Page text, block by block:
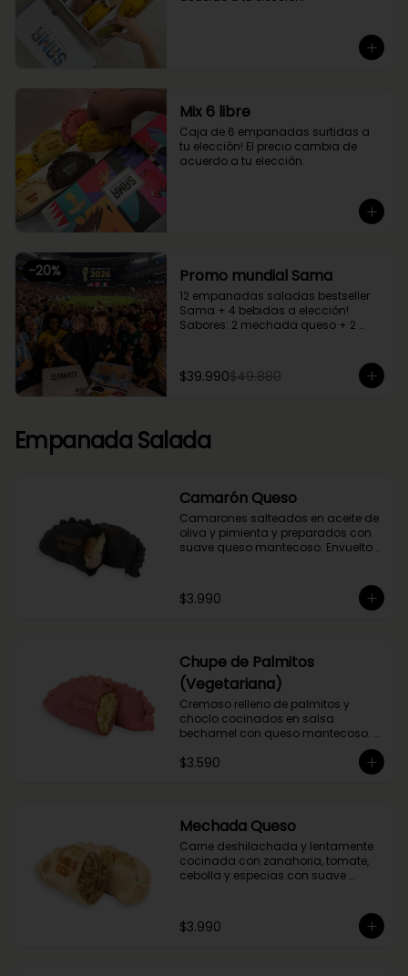
Mix 6 libre
Caja de 6 empanadas surtidas a
tu elección! El precio cambia de
acuerdo a tu elección.
-20% Promo mundial Sama
12 empanadas saladas bestseller
Sama + 4 bebidas a elección!
Sabores: 2 mechada queso + 2
palmitos
$39.990$49.880
Empanada Salada
Camarón Queso
Camarones salteados en aceite de
oliva y pimienta y preparados con
suave queso mantecoso. Envuelto
$3.990
Chupe de Palmitos
(Vegetariana)
Cremoso relleno de palmitos y
choclo cocinados en salsa
bechamel con queso mantecoso.
$3.590
Mechada Queso
Carne deshilachada y lentamente
cocinada con zanahoria, tomate,
cebolla y especias con suave
$3.990